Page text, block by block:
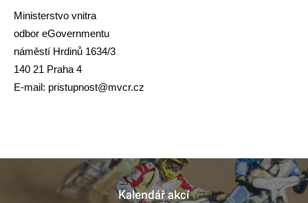
Ministerstvo vnitra
odbor eGovernmentu
náměstí Hrdinů 1634/3
140 21 Praha 4
E-mail: pristupnost@mvcr.cz
Kalendář akcí